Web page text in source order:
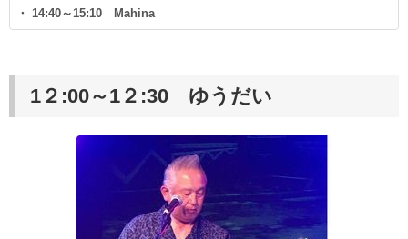
・ 14:40～15:10 Mahina
1２:00～1２:30 ゆうだい